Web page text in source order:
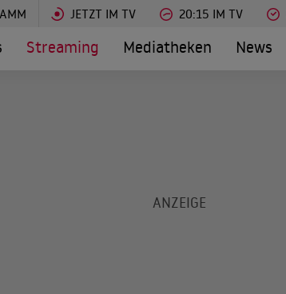
JETZT IM TV 20:15 IM TV
Streaming Mediatheken News